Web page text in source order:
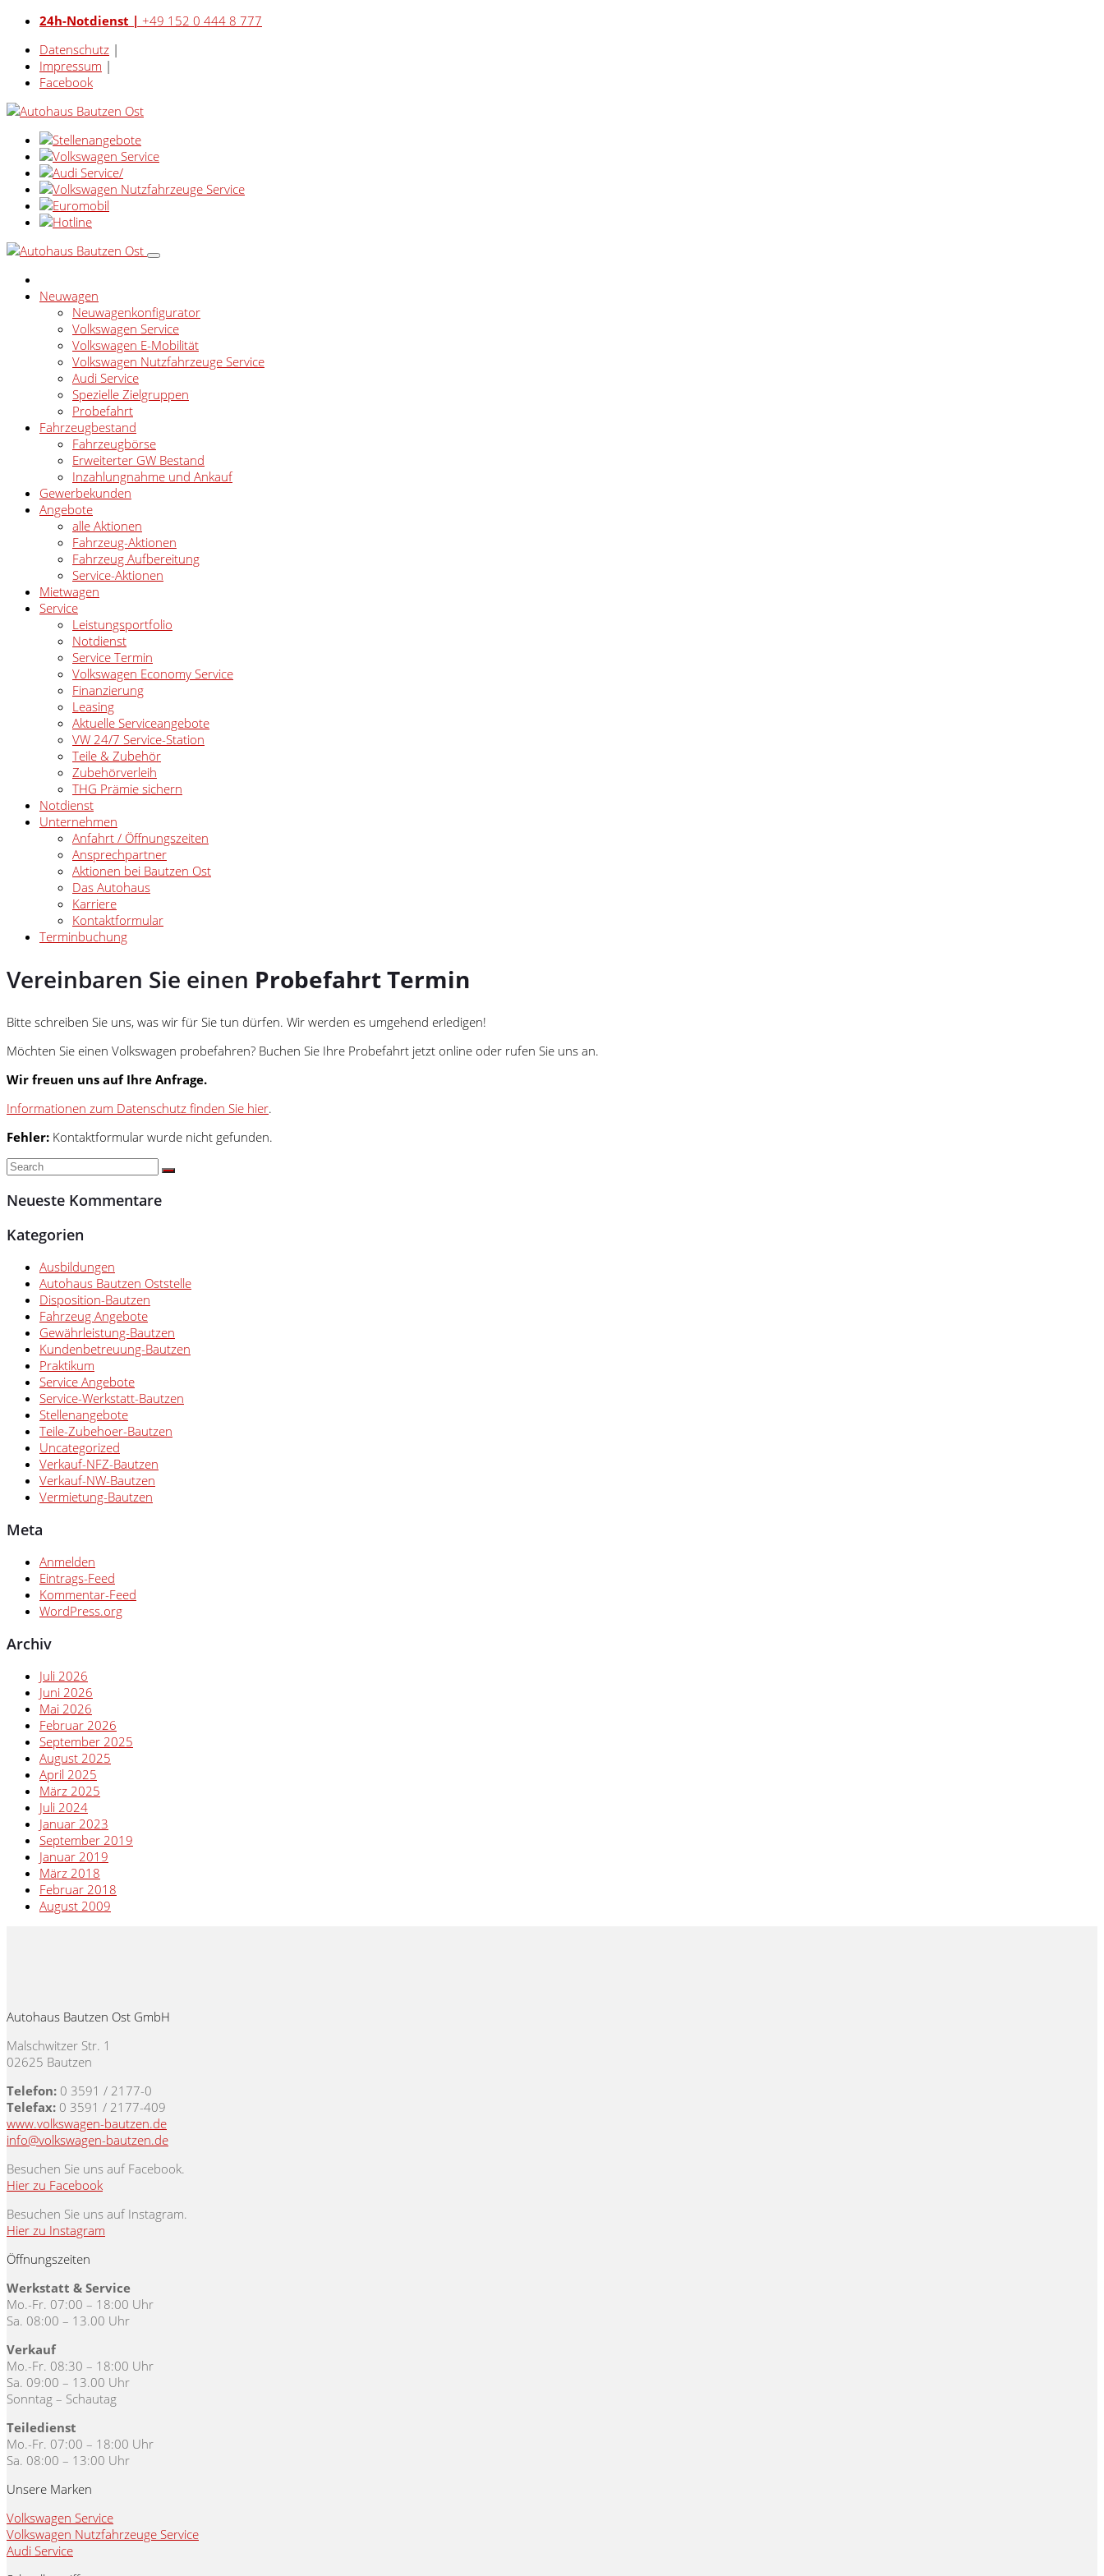
24h-Notdienst | +49 152 0 444 8 777
Datenschutz |
Impressum |
Facebook
Neuwagen
Neuwagenkonfigurator
Volkswagen Service
Volkswagen E-Mobilität
Volkswagen Nutzfahrzeuge Service
Audi Service
Spezielle Zielgruppen
Probefahrt
Fahrzeugbestand
Fahrzeugbörse
Erweiterter GW Bestand
Inzahlungnahme und Ankauf
Gewerbekunden
Angebote
alle Aktionen
Fahrzeug-Aktionen
Fahrzeug Aufbereitung
Service-Aktionen
Mietwagen
Service
Leistungsportfolio
Notdienst
Service Termin
Volkswagen Economy Service
Finanzierung
Leasing
Aktuelle Serviceangebote
VW 24/7 Service-Station
Teile & Zubehör
Zubehörverleih
THG Prämie sichern
Notdienst
Unternehmen
Anfahrt / Öffnungszeiten
Ansprechpartner
Aktionen bei Bautzen Ost
Das Autohaus
Karriere
Kontaktformular
Terminbuchung
Vereinbaren Sie einen Probefahrt Termin
Bitte schreiben Sie uns, was wir für Sie tun dürfen. Wir werden es umgehend erledigen!
Möchten Sie einen Volkswagen probefahren? Buchen Sie Ihre Probefahrt jetzt online oder rufen Sie uns an.
Wir freuen uns auf Ihre Anfrage.
Informationen zum Datenschutz finden Sie hier.
Fehler: Kontaktformular wurde nicht gefunden.
Neueste Kommentare
Kategorien
Ausbildungen
Autohaus Bautzen Oststelle
Disposition-Bautzen
Fahrzeug Angebote
Gewährleistung-Bautzen
Kundenbetreuung-Bautzen
Praktikum
Service Angebote
Service-Werkstatt-Bautzen
Stellenangebote
Teile-Zubehoer-Bautzen
Uncategorized
Verkauf-NFZ-Bautzen
Verkauf-NW-Bautzen
Vermietung-Bautzen
Meta
Anmelden
Eintrags-Feed
Kommentar-Feed
WordPress.org
Archiv
Juli 2026
Juni 2026
Mai 2026
Februar 2026
September 2025
August 2025
April 2025
März 2025
Juli 2024
Januar 2023
September 2019
Januar 2019
März 2018
Februar 2018
August 2009
Autohaus Bautzen Ost GmbH
Malschwitzer Str. 1
02625 Bautzen
Telefon: 0 3591 / 2177-0
Telefax: 0 3591 / 2177-409
www.volkswagen-bautzen.de
info@volkswagen-bautzen.de
Besuchen Sie uns auf Facebook.
Hier zu Facebook
Besuchen Sie uns auf Instagram.
Hier zu Instagram
Öffnungszeiten
Werkstatt & Service
Mo.-Fr. 07:00 – 18:00 Uhr
Sa. 08:00 – 13.00 Uhr
Verkauf
Mo.-Fr. 08:30 – 18:00 Uhr
Sa. 09:00 – 13.00 Uhr
Sonntag – Schautag
Teiledienst
Mo.-Fr. 07:00 – 18:00 Uhr
Sa. 08:00 – 13:00 Uhr
Unsere Marken
Volkswagen Service
Volkswagen Nutzfahrzeuge Service
Audi Service